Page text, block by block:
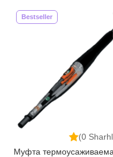
(0
Bestseller
Муфта